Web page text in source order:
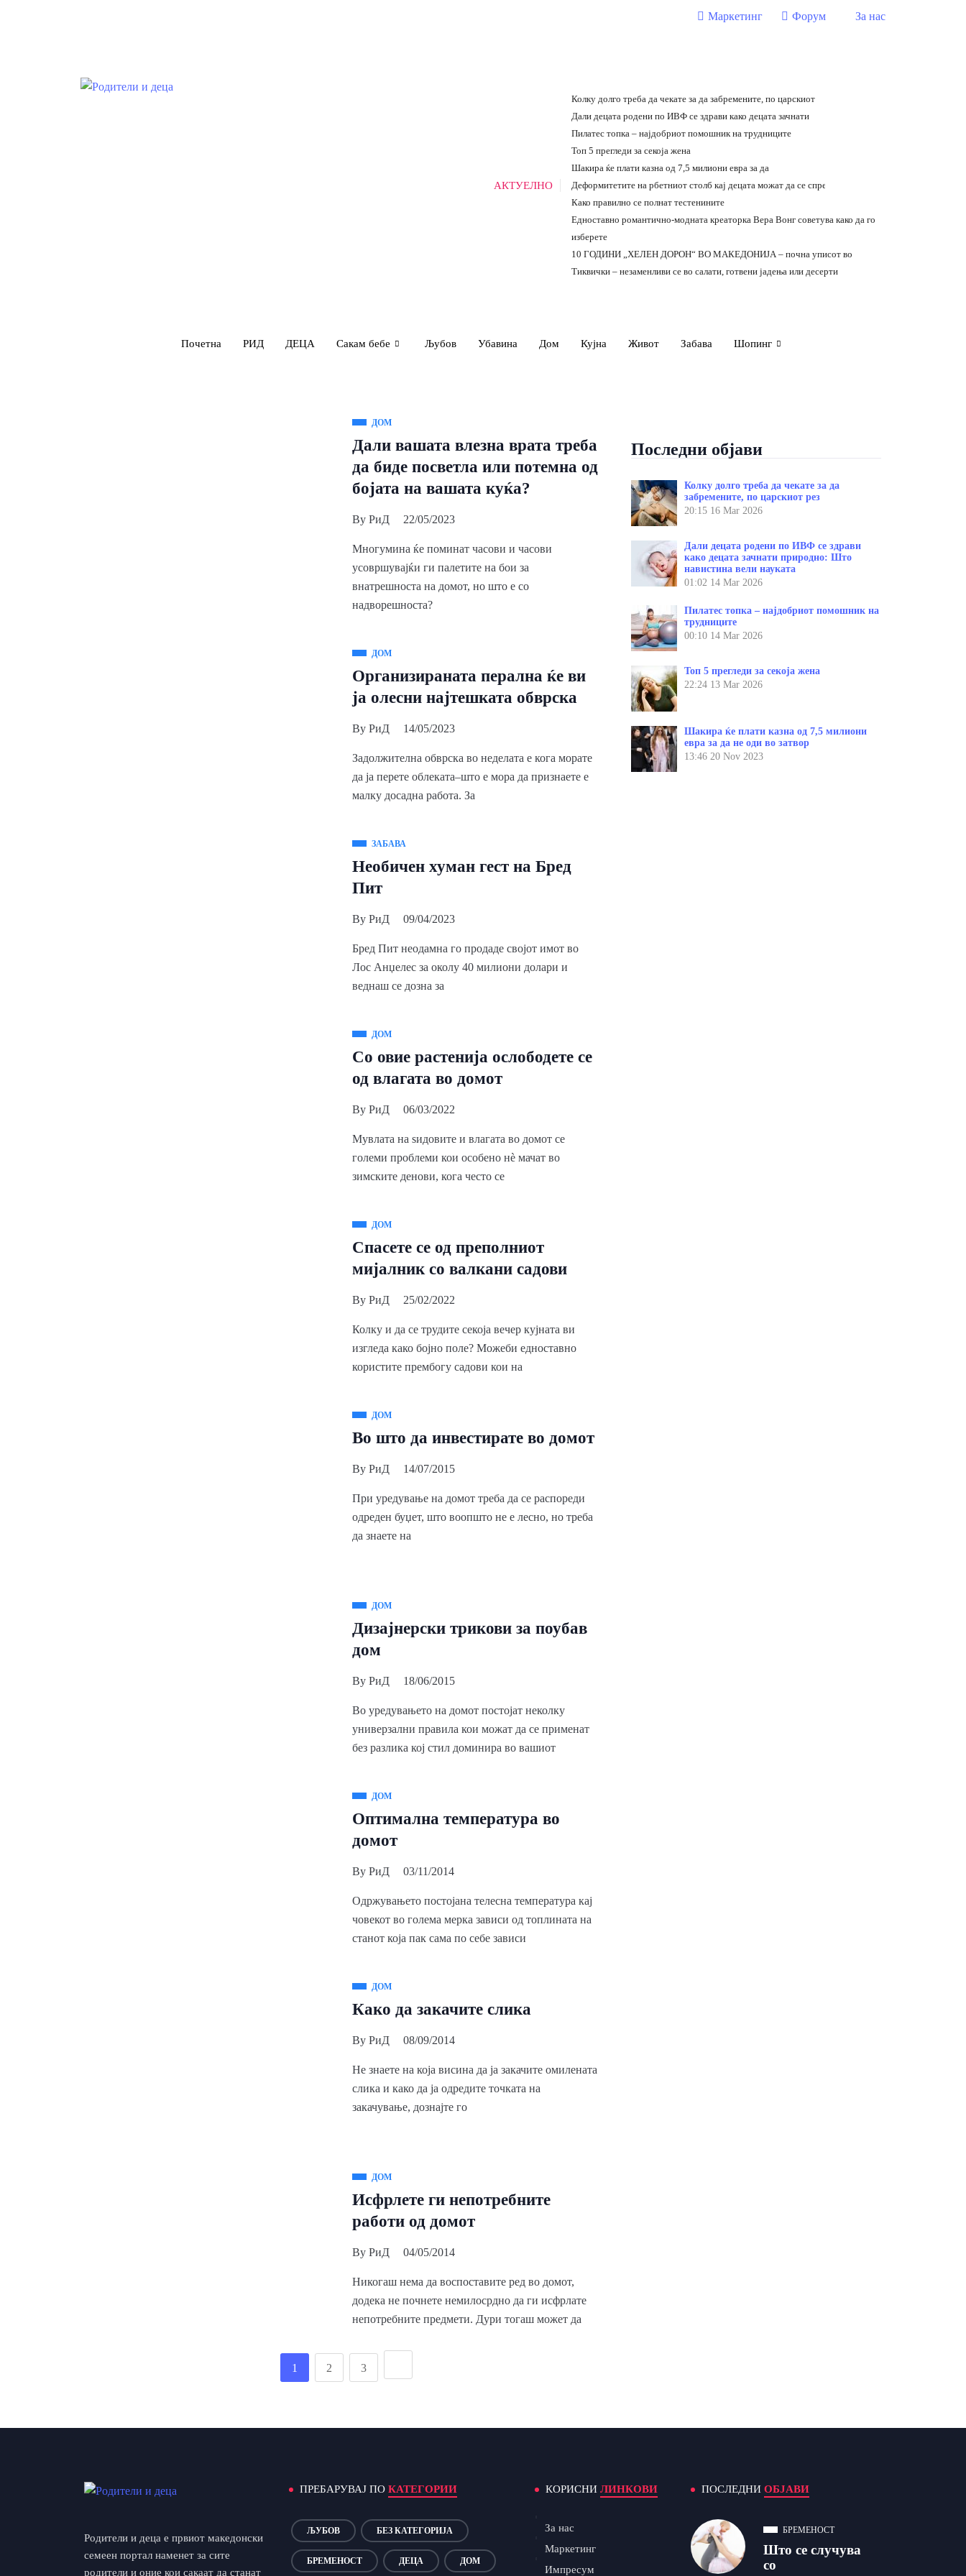
Маркетинг Форум За нас
АКТУЕЛНО
Колку долго треба да чекате за да забремените, по царскиот
Дали децата родени по ИВФ се здрави како децата зачнати
Пилатес топка – најдобриот помошник на трудниците
Топ 5 прегледи за секоја жена
Шакира ќе плати казна од 7,5 милиони евра за да
Деформитетите на рбетниот столб кај децата можат да се спречат
Како правилно се полнат тестенините
Едноставно романтично-модната креаторка Вера Вонг советува како да го
изберете
10 ГОДИНИ „ХЕЛЕН ДОРОН“ ВО МАКЕДОНИЈА – почна уписот во
Тиквички – незаменливи се во салати, готвени јадења или десерти
Почетна РИД ДЕЦА Сакам бебе Љубов Убавина Дом Кујна Живот Забава Шопинг
ДОМ
Дали вашата влезна врата треба
да биде посветла или потемна од
бојата на вашата куќа?
By РиД 22/05/2023
Многумина ќе поминат часови и часови
усовршувајќи ги палетите на бои за
внатрешноста на домот, но што е со
надворешноста?
ДОМ
Организираната перална ќе ви
ја олесни најтешката обврска
By РиД 14/05/2023
Задолжителна обврска во неделата е кога морате
да ја перете облеката–што е мора да признаете е
малку досадна работа. За
ЗАБАВА
Необичен хуман гест на Бред
Пит
By РиД 09/04/2023
Бред Пит неодамна го продаде својот имот во
Лос Анџелес за околу 40 милиони долари и
веднаш се дозна за
ДОМ
Со овие растенија ослободете се
од влагата во домот
By РиД 06/03/2022
Мувлата на ѕидовите и влагата во домот се
големи проблеми кои особено нè мачат во
зимските денови, кога често се
ДОМ
Спасете се од преполниот
мијалник со валкани садови
By РиД 25/02/2022
Колку и да се трудите секоја вечер кујната ви
изгледа како бојно поле? Можеби едноставно
користите прембогу садови кои на
ДОМ
Во што да инвестирате во домот
By РиД 14/07/2015
При уредување на домот треба да се распореди
одреден буџет, што воопшто не е лесно, но треба
да знаете на
ДОМ
Дизајнерски трикови за поубав
дом
By РиД 18/06/2015
Во уредувањето на домот постојат неколку
универзални правила кои можат да се применат
без разлика кој стил доминира во вашиот
ДОМ
Оптимална температура во
домот
By РиД 03/11/2014
Одржувањето постојана телесна температура кај
човекот во голема мерка зависи од топлината на
станот која пак сама по себе зависи
ДОМ
Како да закачите слика
By РиД 08/09/2014
Не знаете на која висина да ја закачите омилената
слика и како да ја одредите точката на
закачување, дознајте го
ДОМ
Исфрлете ги непотребните
работи од домот
By РиД 04/05/2014
Никогаш нема да воспоставите ред во домот,
додека не почнете немилосрдно да ги исфрлате
непотребните предмети. Дури тогаш может да
1 2 3
Последни објави
Колку долго треба да чекате за да
забремените, по царскиот рез
20:15 16 Mar 2026
Дали децата родени по ИВФ се здрави
како децата зачнати природно: Што
навистина вели науката
01:02 14 Mar 2026
Пилатес топка – најдобриот помошник на
трудниците
00:10 14 Mar 2026
Топ 5 прегледи за секоја жена
22:24 13 Mar 2026
Шакира ќе плати казна од 7,5 милиони
евра за да не оди во затвор
13:46 20 Nov 2023
Родители и деца е првиот македонски
семеен портал наменет за сите
родители и оние кои сакаат да станат
ПРЕБАРУВАЈ ПО КАТЕГОРИИ
ЉУБОВ БЕЗ КАТЕГОРИЈА
БРЕМЕНОСТ ДЕЦА ДОМ
КОРИСНИ ЛИНКОВИ
За нас
Маркетинг
Импресум
ПОСЛЕДНИ ОБЈАВИ
БРЕМЕНОСТ
Што се случува
со